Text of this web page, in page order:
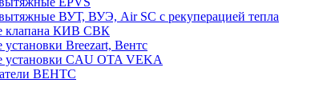
ВУТ, ВУЭ, Air SC с рекуперацией тепла
клапана КИВ СВК
Breezart, Вентс
установки CAU OTA VEKA
ВЕНТС